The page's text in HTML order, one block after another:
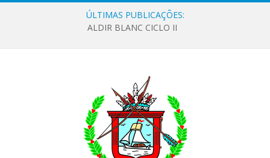
ÚLTIMAS PUBLICAÇÕES:
ALDIR BLANC CICLO II